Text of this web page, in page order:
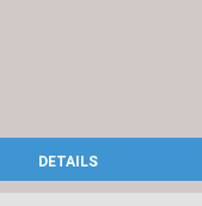
DETAILS